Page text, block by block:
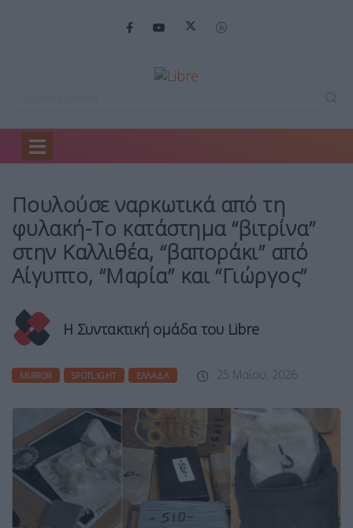
Home
Πουλούσε ναρκωτικά από τη
φυλακή-Το κατάστημα “βιτρίνα”
στην Καλλιθέα, “βαποράκι” από
Αίγυπτο, “Μαρία” και “Γιώργος”
Η Συντακτική ομάδα του Libre
MIRROR SPOTLIGHT ΕΛΛΆΔΑ 25 Μαΐου, 2026